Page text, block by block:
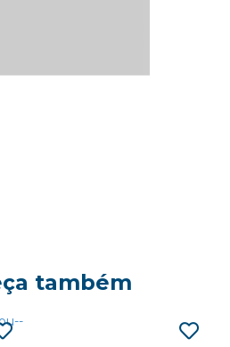
também